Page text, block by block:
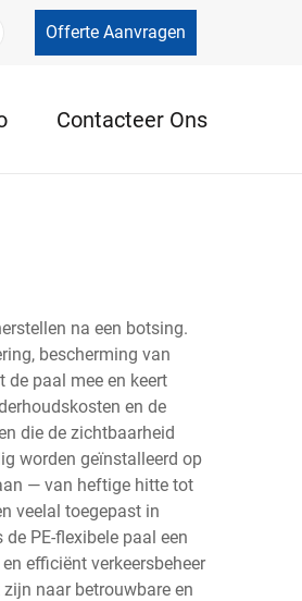
Offerte Aanvragen
Contacteer Ons
na een botsing.
bescherming van
paal mee en keert
en de
die de zichtbaarheid
worden geïnstalleerd op
— van heftige hitte tot
veelal toegepast in
PE-flexibele paal een
efficiënt verkeersbeheer
naar betrouwbare en